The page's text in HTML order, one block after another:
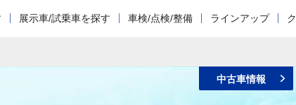
展示車/試乗車を探す 車検/点検/整備 ラインアップ
中古車情報